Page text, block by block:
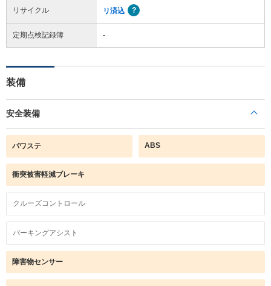
リサイクル リ済込
定期点検記録簿 -
装備
安全装備
パワステ ABS
衝突被害軽減ブレーキ
クルーズコントロール
パーキングアシスト
障害物センサー